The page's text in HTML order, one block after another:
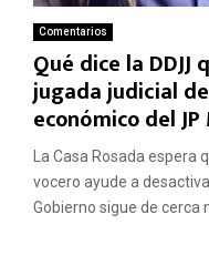
Comentarios
Qué dice la
jugada judicial
económico del
La Casa Rosada
vocero ayude a
Gobierno sigue de cerca